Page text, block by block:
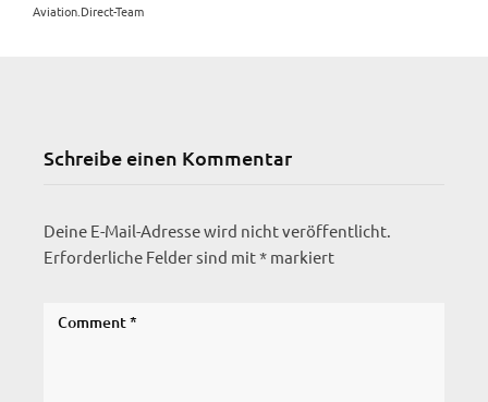
Aviation.Direct-Team
Schreibe einen Kommentar
Deine E-Mail-Adresse wird nicht veröffentlicht.
Erforderliche Felder sind mit* markiert